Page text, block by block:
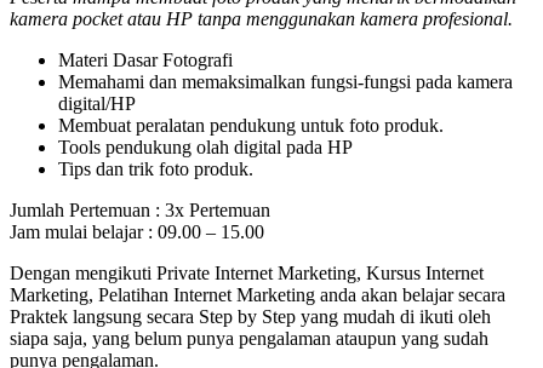
kamera pocket atau HP tanpa menggunakan kamera profesional.
Materi Dasar Fotografi
Memahami dan memaksimalkan fungsi-fungsi pada kamera
digital/HP
Membuat peralatan pendukung untuk foto produk.
Tools pendukung olah digital pada HP
Tips dan trik foto produk.
Jumlah Pertemuan : 3x Pertemuan
Jam mulai belajar : 09.00 – 15.00
Dengan mengikuti Private Internet Marketing, Kursus Internet
Marketing, Pelatihan Internet Marketing anda akan belajar secara
Praktek langsung secara Step by Step yang mudah di ikuti oleh
siapa saja, yang belum punya pengalaman ataupun yang sudah
punya pengalaman.